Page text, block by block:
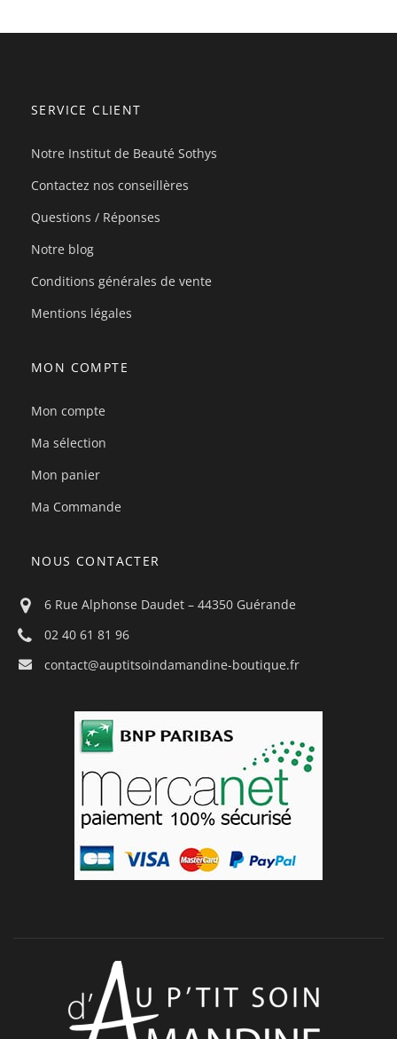
SERVICE CLIENT
Notre Institut de Beauté Sothys
Contactez nos conseillères
Questions / Réponses
Notre blog
Conditions générales de vente
Mentions légales
MON COMPTE
Mon compte
Ma sélection
Mon panier
Ma Commande
NOUS CONTACTER
6 Rue Alphonse Daudet – 44350 Guérande
02 40 61 81 96
contact@auptitsoindamandine-boutique.fr